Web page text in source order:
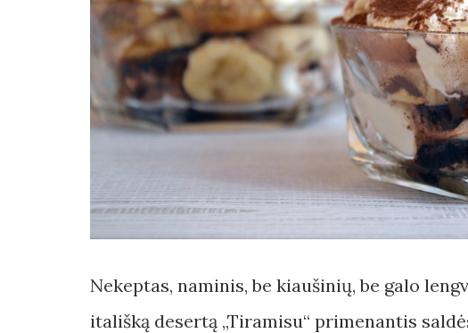
Nekeptas, naminis, be kiaušinių, be galo
itališką desertą „Tiramisu“ primenantis